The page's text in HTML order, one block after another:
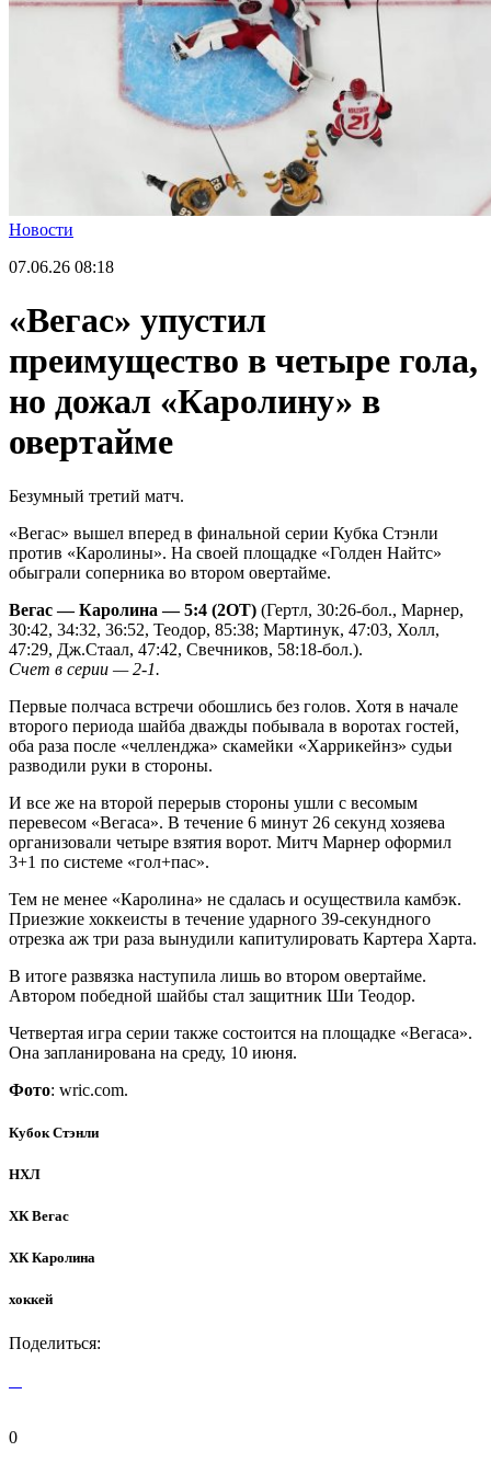
Новости
07.06.26 08:18
«Вегас» упустил
преимущество в четыре гола,
но дожал «Каролину» в
овертайме
Безумный третий матч.
«Вегас» вышел вперед в финальной серии Кубка Стэнли
против «Каролины». На своей площадке «Голден Найтс»
обыграли соперника во втором овертайме.
Вегас — Каролина — 5:4 (2ОТ) (Гертл, 30:26-бол., Марнер,
30:42, 34:32, 36:52, Теодор, 85:38; Мартинук, 47:03, Холл,
47:29, Дж.Стаал, 47:42, Свечников, 58:18-бол.).
Счет в серии — 2-1.
Первые полчаса встречи обошлись без голов. Хотя в начале
второго периода шайба дважды побывала в воротах гостей,
оба раза после «челленджа» скамейки «Харрикейнз» судьи
разводили руки в стороны.
И все же на второй перерыв стороны ушли с весомым
перевесом «Вегаса». В течение 6 минут 26 секунд хозяева
организовали четыре взятия ворот. Митч Марнер оформил
3+1 по системе «гол+пас».
Тем не менее «Каролина» не сдалась и осуществила камбэк.
Приезжие хоккеисты в течение ударного 39-секундного
отрезка аж три раза вынудили капитулировать Картера Харта.
В итоге развязка наступила лишь во втором овертайме.
Автором победной шайбы стал защитник Ши Теодор.
Четвертая игра серии также состоится на площадке «Вегаса».
Она запланирована на среду, 10 июня.
Фото: wric.com.
Кубок Стэнли
НХЛ
ХК Вегас
ХК Каролина
хоккей
Поделиться:
0